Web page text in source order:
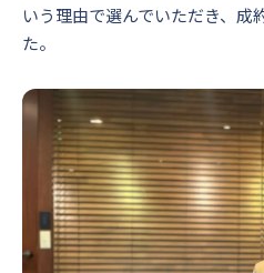
いう理由で選んでいただき、成
た。